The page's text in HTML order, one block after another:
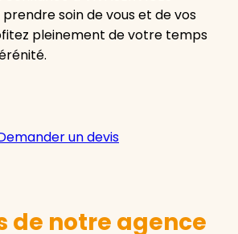
soin de vous et de vos
pleinement de votre temps
un devis
de notre agence